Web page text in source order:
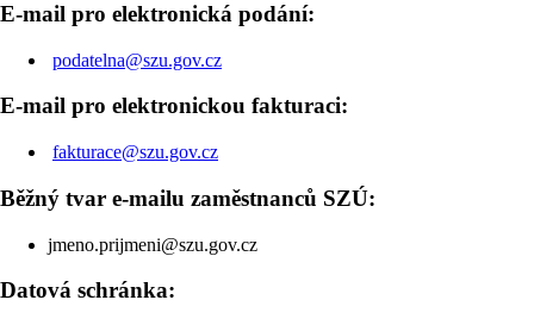
E-mail pro elektronická podání:
podatelna@szu.gov.cz
E-mail pro elektronickou fakturaci:
fakturace@szu.gov.cz
Běžný tvar e-mailu zaměstnanců SZÚ:
jmeno.prijmeni@szu.gov.cz
Datová schránka: